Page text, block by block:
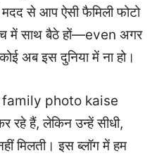
से आप ऐसी फैमिली फोटो
में साथ बैठे हों—even अगर
कोई अब इस दुनिया में ना हो।
family photo kaise
रहे हैं, लेकिन उन्हें सीधी,
मिलती। इस ब्लॉग में हम